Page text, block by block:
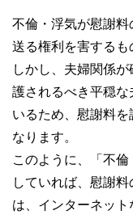
不倫・浮気が慰謝
送る権利を害するも
しかし、夫婦関係
護されるべき平穏
いるため、慰謝料
なります。
このように、「不
していれば、慰謝
は、インターネッ